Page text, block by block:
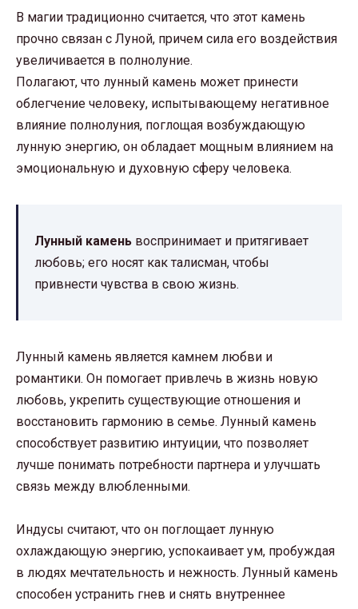
В магии традиционно считается, что этот камень
прочно связан с Луной, причем сила его воздействия
увеличивается в полнолуние.
Полагают, что лунный камень может принести
облегчение человеку, испытывающему негативное
влияние полнолуния, поглощая возбуждающую
лунную энергию, он обладает мощным влиянием на
эмоциональную и духовную сферу человека.
Лунный камень воспринимает и притягивает
любовь; его носят как талисман, чтобы
привнести чувства в свою жизнь.
Лунный камень является камнем любви и
романтики. Он помогает привлечь в жизнь новую
любовь, укрепить существующие отношения и
восстановить гармонию в семье. Лунный камень
способствует развитию интуиции, что позволяет
лучше понимать потребности партнера и улучшать
связь между влюбленными.
Индусы считают, что он поглощает лунную
охлаждающую энергию, успокаивает ум, пробуждая
в людях мечтательность и нежность. Лунный камень
способен устранить гнев и снять внутреннее